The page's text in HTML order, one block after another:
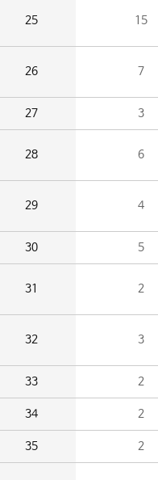
25 15
26 7
27 3
28 6
29 4
30 5
31 2
32 3
33 2
34 2
35 2